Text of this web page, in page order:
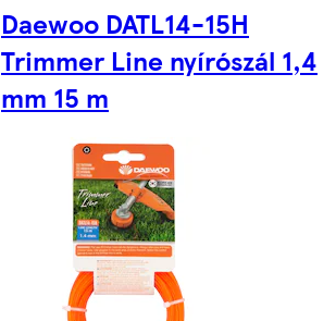
Daewoo DATL14-15H
Trimmer Line nyírószál 1,4
mm 15 m